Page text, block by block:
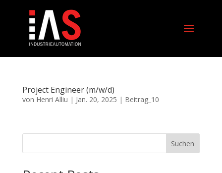
Project Engineer (m/w/d)
von Henri Alliu | Jan. 20, 2025 | Beitrag_10
Suchen